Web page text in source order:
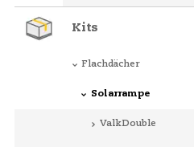
Kits
Flachdächer
Solarrampe
ValkDouble